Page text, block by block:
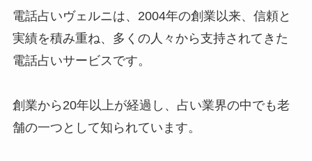
電話占いヴェルニは、2004年の創業以来、信頼と
実績を積み重ね、多くの人々から支持されてきた
電話占いサービスです。
創業から20年以上が経過し、占い業界の中でも老
舗の一つとして知られています。